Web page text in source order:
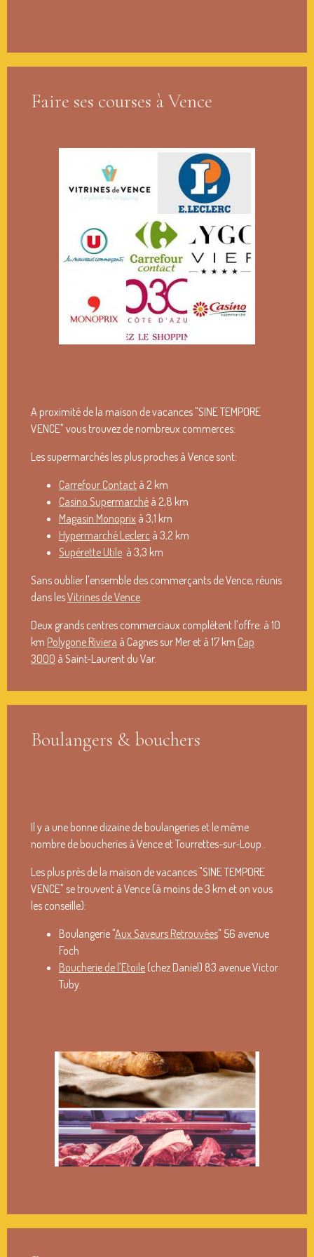
Faire ses courses à Vence
A proximité de la maison de vacances "SINE TEMPORE
VENCE" vous trouvez de nombreux commerces:
Les supermarchés les plus proches à Vence sont:
Carrefour Contact à 2 km
Casino Supermarché à 2,8 km
Magasin Monoprix à 3,1 km
Hypermarché Leclerc à 3,2 km
Supérette Utile à 3,3 km
Sans oublier l'ensemble des commerçants de Vence, réunis
dans lesVitrines de Vence.
Deux grands centres commerciaux complètent l'offre: à 10
km Polygone Riviera à Cagnes sur Mer et à 17 km Cap
3000 à Saint-Laurent du Var.
Boulangers & bouchers
Il y a une bonne dizaine de boulangeries et le même
nombre de boucheries à Vence et Tourrettes-sur-Loup .
Les plus près de la maison de vacances "SINE TEMPORE
VENCE" se trouvent à Vence (à moins de 3 km et on vous
les conseille):
Boulangerie "Aux Saveurs Retrouvées" 56 avenue
Foch
Boucherie de l'Etoile (chez Daniel) 83 avenue Victor
Tuby.